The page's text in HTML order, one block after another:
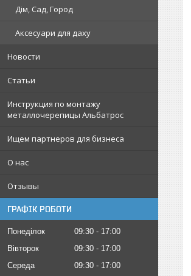
Дім, Сад, Город
Аксесуари для даху
Новости
Статьи
Инструкция по монтажу
металлочерепицы Альбатрос
Ищем партнеров для бизнеса
О нас
Отзывы
ГРАФІК РОБОТИ
Понеділок 09:30
17:00
Вівторок
09:30
17:00
Середа
09:30
17:00